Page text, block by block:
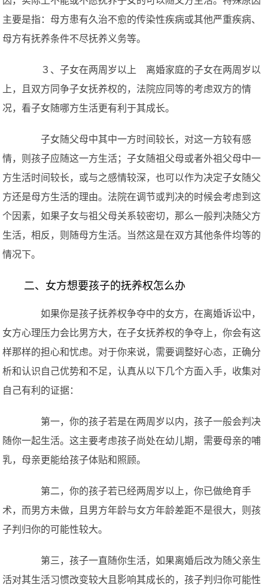
主要是指：母方患有久治不愈的传染性疾病或其他严重疾病、
母方有抚养条件不尽抚养义务等。
３、子女在两周岁以上 离婚家庭的子女在两周岁以
上，且双方同争子女抚养权的，法院应同等的考虑双方的情
况，看子女随哪方生活更有利于其成长。
子女随父母中其中一方时间较长，对这一方较有感
情，则孩子应随这一方生活；子女随祖父母或者外祖父母中一
方生活时间较长，或与之感情较深，也可以作为决定子女随父
方还是母方生活的理由。法院在调节或判决的时候会考虑到这
个因素，如果子女与祖父母关系较密切，那么一般判决随父方
生活，相反，则随母方生活。当然这是在双方其他条件均等的
情况下。
二、女方想要孩子的抚养权怎么办
如果你是孩子抚养权争夺中的女方，在离婚诉讼中，
女方心理压力会比男方大，在子女抚养权的争夺上，你会有这
样那样的担心和忧虑。对于你来说，需要调整好心态，正确分
析和认识自己优势和不足，认真从以下几个方面入手，收集对
自己有利的证据：
第一，你的孩子若是在两周岁以内，孩子一般会判决
随你一起生活。这主要考虑孩子尚处在幼儿期，需要母亲的哺
乳，母亲更能给孩子体贴和照顾。
第二，你的孩子若已经两周岁以上，你已做绝育手
术，而男方未做，且男方年龄与女方年龄差距不是很大，则孩
子判归你的可能性较大。
第三，孩子一直随你生活，如果离婚后改为随父亲生
活对其生活习惯改变较大且影响其成长的，孩子判归你可能性